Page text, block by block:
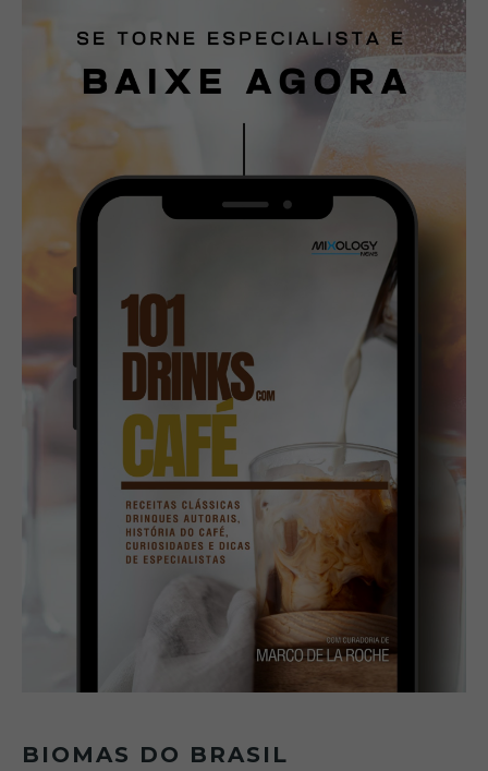
BIOMAS DO BRASIL